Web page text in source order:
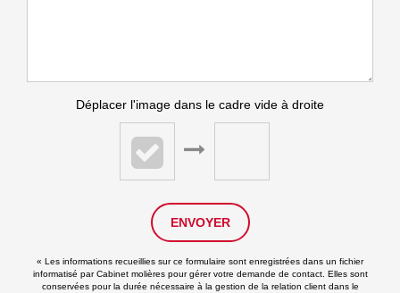
Déplacer l'image dans le cadre vide à droite
ENVOYER
« Les informations recueillies sur ce formulaire sont enregistrées dans un fichier
informatisé par Cabinet molières pour gérer votre demande de contact. Elles sont
conservées pour la durée nécessaire à la gestion de la relation client dans le